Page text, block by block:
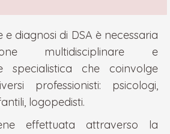
diagnosi di DSA è necessaria
multidisciplinare e
specialistica che coinvolge
professionisti: psicologi,
logopedisti.
effettuata attraverso la